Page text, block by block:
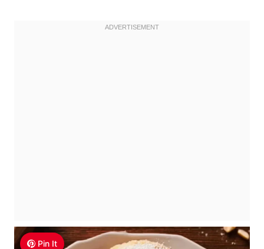
Pin It